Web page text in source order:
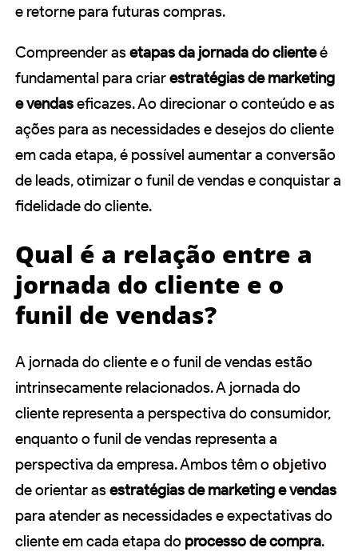
e retorne para futuras compras.
Compreender asetapas da jornada do clienteé
fundamental para criarestratégias de marketing
e vendaseficazes. Ao direcionar o conteúdo e as
ações para as necessidades e desejos do cliente
em cada etapa, é possível aumentar a conversão
de leads, otimizar o funil de vendas e conquistar a
fidelidade do cliente.
Qual é a relação entre a
jornada do cliente e o
funil de vendas?
A jornada do cliente e o funil de vendas estão
intrinsecamente relacionados. A jornada do
cliente representa a perspectiva do consumidor,
enquanto o funil de vendas representa a
perspectiva da empresa. Ambos têm o objetivo
de orientar asestratégias de marketing e vendas
para atender as necessidades e expectativas do
cliente em cada etapa do processo de compra.